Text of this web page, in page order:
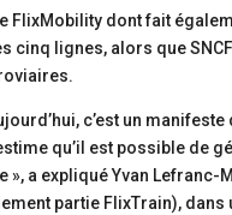
FlixMobility dont fait
cinq lignes, alors que
c’est un
qu’il est possible de
», a expliqué Yvan
partie FlixTrain), dans